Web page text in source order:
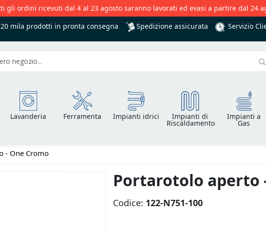
gli ordini ricevuti dal 4 al 23 agosto saranno lavorati ed evasi a partire dal 24
mila prodotti in pronta consegna Spedizione assicurata Servizio
Lavanderia Ferramenta Impianti idrici Impianti di
Riscaldamento
Impianti a
Gas
- One Cromo
Portarotolo aperto
Codice: 122-N751-100